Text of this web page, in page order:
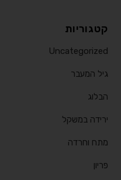
קטגוריות
Uncategorized
גיל המעבר
הבלוג
ירידה במשקל
מתח וחרדה
פריון